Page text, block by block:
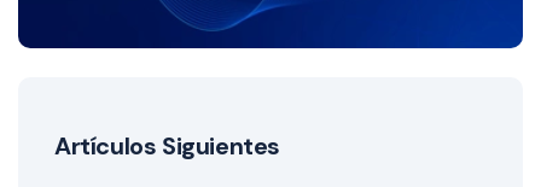
Artículos Siguientes